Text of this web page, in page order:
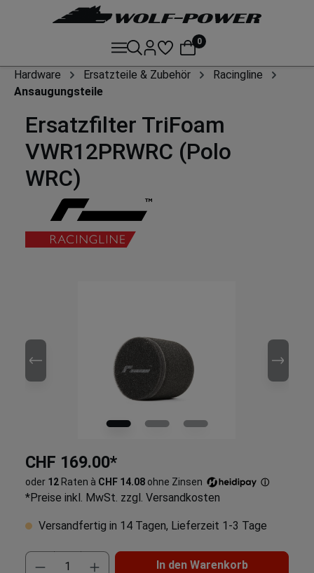
0
Hardware Ersatzteile & Zubehör
Racingline
Ansaugungsteile
Ersatzfilter TriFoam
VWR12PRWRC (Polo
WRC)
CHF 169.00*
oder 12 Raten à CHF 14.08 ohne Zinsen ⓘ
*Preise inkl. MwSt. zzgl. Versandkosten
Versandfertig in 14 Tagen, Lieferzeit 1-3 Tage
In den Warenkorb